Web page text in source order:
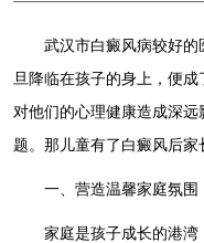
武汉市白癜风病较好的医
旦降临在孩子的身上，便
对他们的心理健康造成深
题。那儿童有了白癜风后家
一、营造温馨家庭氛围
家庭是孩子成长的港湾，